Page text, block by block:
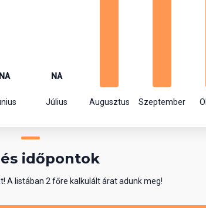
NA NA
Július Augusztus Szeptember
időpontok
A listában 2 főre kalkulált árat adunk meg!